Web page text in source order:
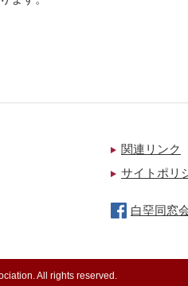
関連リンク
サイトポリ
白堊同窓
All rights reserved.